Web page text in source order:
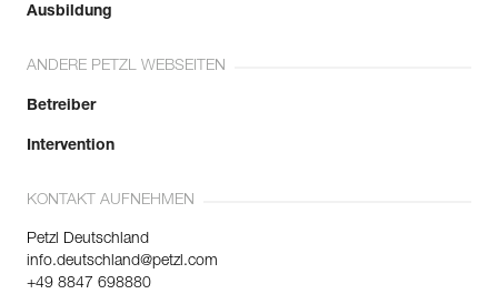
Ausbildung
ANDERE PETZL WEBSEITEN
Betreiber
Intervention
KONTAKT AUFNEHMEN
Petzl Deutschland
info.deutschland@petzl.com
+49 8847 698880